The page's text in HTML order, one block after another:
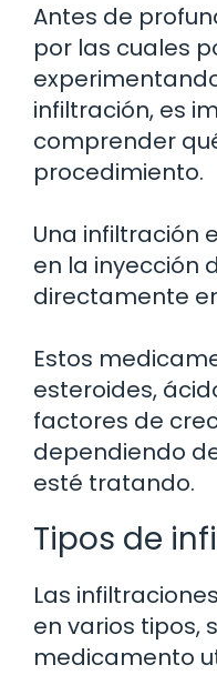
Antes de
por las cuales
infiltración, es
comprender
procedimiento.
Una infiltración
en la inyección
directamente
Estos
esteroides,
factores de
dependiendo
esté tratando.
Tipos de
Las
en varios tipos,
medicamento